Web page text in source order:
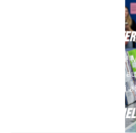
NEWSLETTER
Keine News mehr verpassen!
Newsletter bist du immer
Stand. Jetzt kostenfrei
JETZT